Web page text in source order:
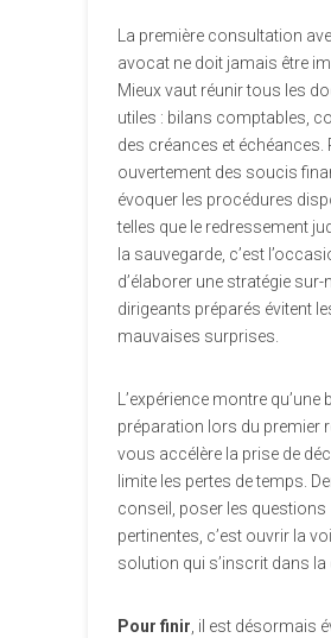
La première consultation
avocat ne doit jamais être
Mieux vaut réunir tous les
utiles : bilans comptables,
des créances et échéances.
ouvertement des soucis
évoquer les procédures
telles que le redressement
la sauvegarde, c’est
d’élaborer une stratégie sur-
dirigeants préparés évitent
mauvaises surprises.
L’expérience montre qu’une
préparation lors du premier
vous accélère la prise de
limite les pertes de temps.
conseil, poser les questions
pertinentes, c’est ouvrir la
solution qui s’inscrit dans la
Pour finir, il est désormais